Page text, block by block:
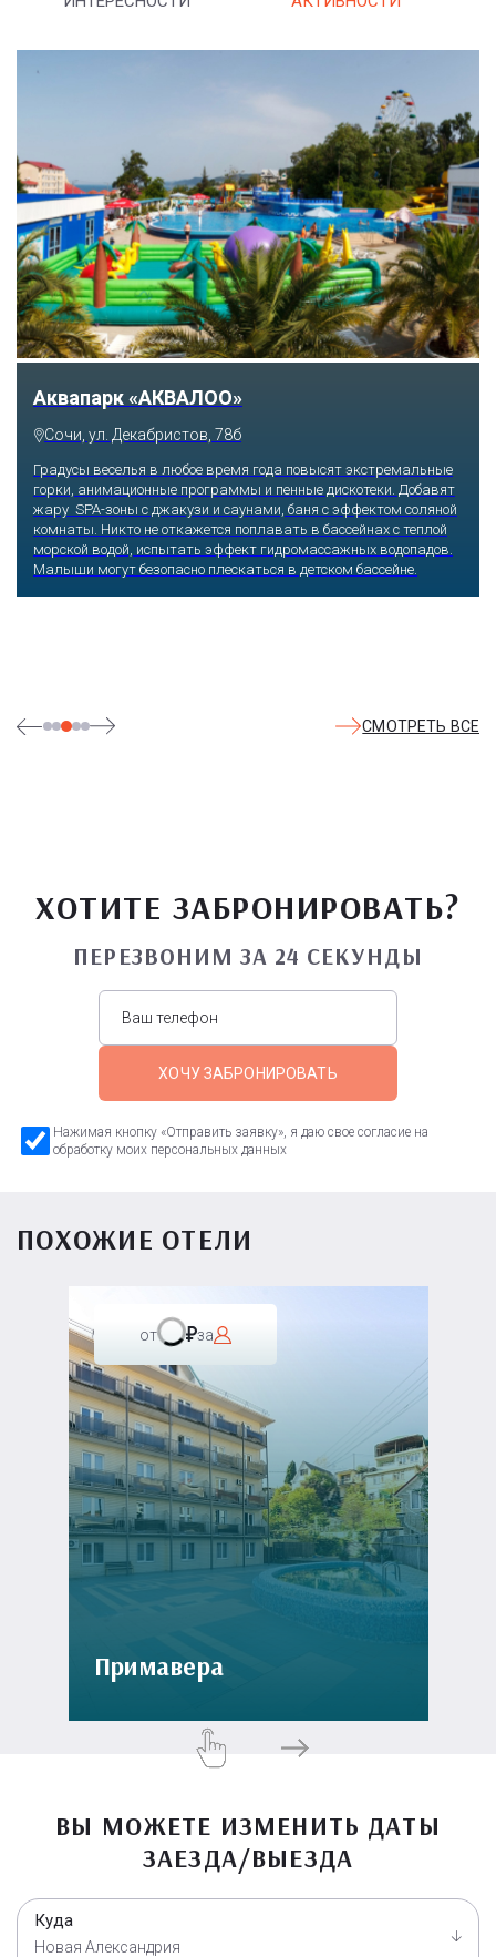
Аквапарк «АКВАЛОО»
Сочи, ул. Декабристов, 78б
Градусы веселья в любое время года повысят экстремальные
горки, анимационные программы и пенные дискотеки. Добавят
жару SPA-зоны с джакузи и саунами, баня с эффектом соляной
комнаты. Никто не откажется поплавать в бассейнах с теплой
морской водой, испытать эффект гидромассажных водопадов.
Малыши могут безопасно плескаться в детском бассейне.
СМОТРЕТЬ ВСЕ
ХОТИТЕ ЗАБРОНИРОВАТЬ?
ПЕРЕЗВОНИМ ЗА 24 СЕКУНДЫ
ХОЧУ ЗАБРОНИРОВАТЬ
Нажимая кнопку «Отправить заявку», я даю свое согласие на
обработку моих персональных данных
ПОХОЖИЕ ОТЕЛИ
от за
Примавера
ВЫ МОЖЕТЕ ИЗМЕНИТЬ ДАТЫ
ЗАЕЗДА/ВЫЕЗДА
Куда
Новая Александрия